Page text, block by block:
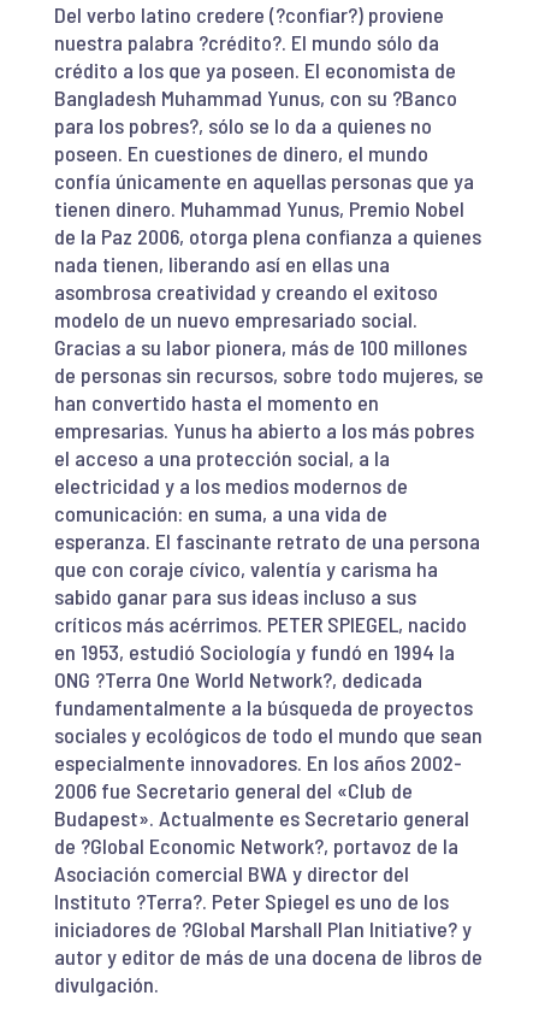
Del verbo latino credere (?confiar?) proviene
nuestra palabra ?crédito?. El mundo sólo da
crédito a los que ya poseen. El economista de
Bangladesh Muhammad Yunus, con su ?Banco
para los pobres?, sólo se lo da a quienes no
poseen. En cuestiones de dinero, el mundo
confía únicamente en aquellas personas que ya
tienen dinero. Muhammad Yunus, Premio Nobel
de la Paz 2006, otorga plena confianza a quienes
nada tienen, liberando así en ellas una
asombrosa creatividad y creando el exitoso
modelo de un nuevo empresariado social.
Gracias a su labor pionera, más de 100 millones
de personas sin recursos, sobre todo mujeres, se
han convertido hasta el momento en
empresarias. Yunus ha abierto a los más pobres
el acceso a una protección social, a la
electricidad y a los medios modernos de
comunicación: en suma, a una vida de
esperanza. El fascinante retrato de una persona
que con coraje cívico, valentía y carisma ha
sabido ganar para sus ideas incluso a sus
críticos más acérrimos. PETER SPIEGEL, nacido
en 1953, estudió Sociología y fundó en 1994 la
ONG ?Terra One World Network?, dedicada
fundamentalmente a la búsqueda de proyectos
sociales y ecológicos de todo el mundo que sean
especialmente innovadores. En los años 2002-
2006 fue Secretario general del «Club de
Budapest». Actualmente es Secretario general
de ?Global Economic Network?, portavoz de la
Asociación comercial BWA y director del
Instituto ?Terra?. Peter Spiegel es uno de los
iniciadores de ?Global Marshall Plan Initiative? y
autor y editor de más de una docena de libros de
divulgación.